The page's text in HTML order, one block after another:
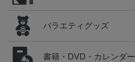
バラエティグッズ
書籍・DVD・カレンダー